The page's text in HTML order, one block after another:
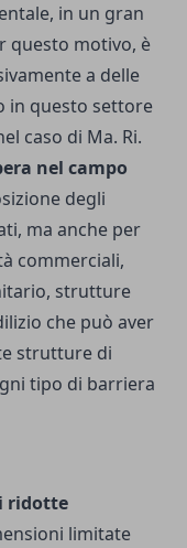
in un gran
questo motivo, è
a delle
in questo settore
caso di Ma. Ri.
nel campo
degli
ma anche per
commerciali,
strutture
che può aver
strutture di
tipo di barriera
ridotte
limitate